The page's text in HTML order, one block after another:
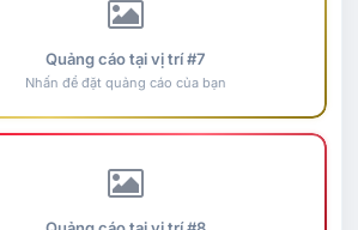
Quảng cáo tại vị trí #7
Nhấn để đặt quảng cáo của bạn